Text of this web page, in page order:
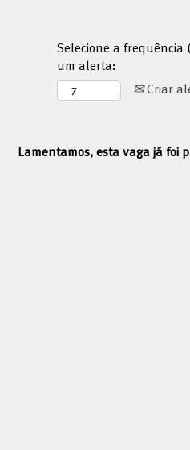
Selecione a
um alerta:
Criar
Lamentamos, esta vaga já foi